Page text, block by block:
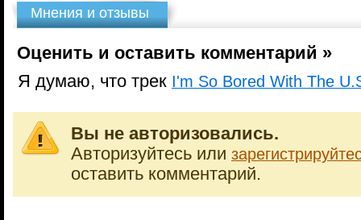
Мнения и отзывы
Оценить и оставить комментарий »
Я думаю, что трек I'm So Bored With The
Вы не авторизовались.
Авторизуйтесь или
оставить комментарий.